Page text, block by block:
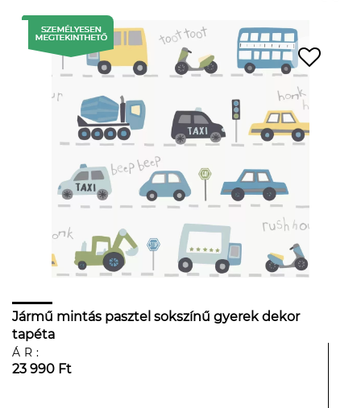
Jármű mintás pasztel sokszínű gyerek dekor
tapéta
ÁR:
23 990 Ft